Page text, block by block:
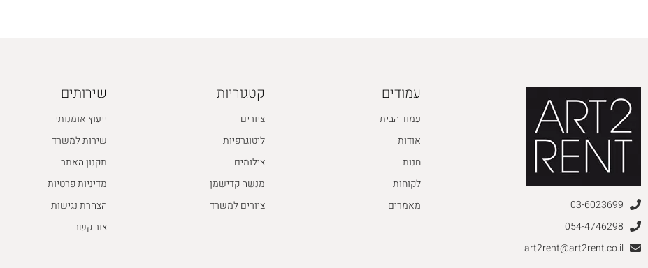
03-6023699
054-4746298
art2rent@art2rent.co.il
עמודים
עמוד הבית
אודות
חנות
לקוחות
מאמרים
קטגוריות
ציורים
ליטוגרפיות
צילומים
מנשה קדישמן
ציורים למשרד
שירותים
ייעוץ אומנותי
שירות למשרד
תקנון האתר
מדיניות פרטיות
הצהרת נגישות
צור קשר